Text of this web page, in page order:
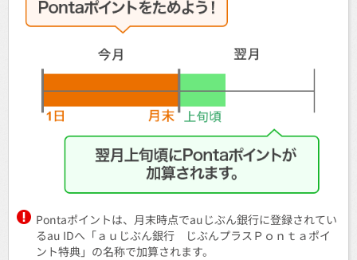
Pontaポイントは、月末時点でauじぶん銀行に登録されてい
るau IDへ「ａｕじぶん銀行 じぶんプラスＰｏｎｔａポイ
ント特典」の名称で加算されます。